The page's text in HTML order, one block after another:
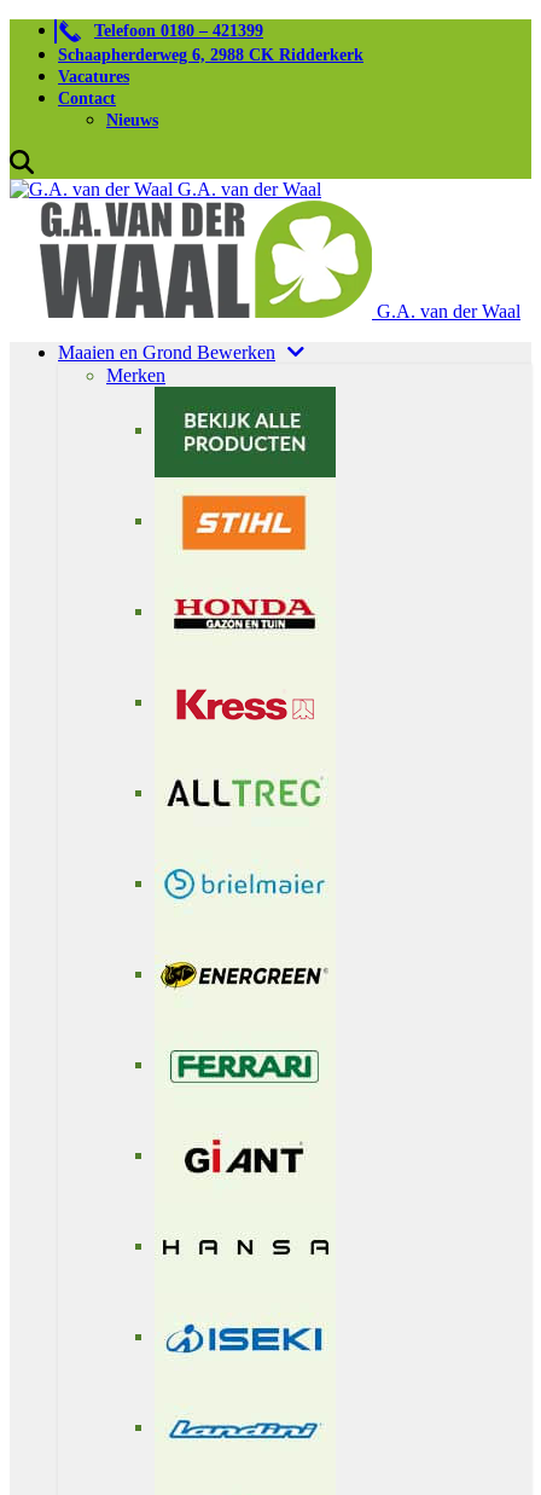
Telefoon 0180 – 421399
Schaapherderweg 6, 2988 CK Ridderkerk
Vacatures
Contact
Nieuws
G.A. van der Waal
G.A. van der Waal
Maaien en Grond Bewerken
Merken